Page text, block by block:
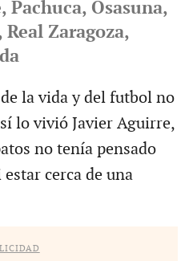
Osasuna,
Zaragoza,
la vida y del futbol no
lo vivió Javier Aguirre,
no tenía pensado
cerca de una